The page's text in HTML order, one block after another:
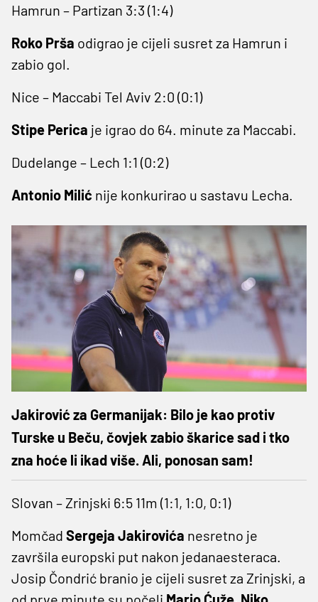
Hamrun – Partizan 3:3 (1:4)
Roko Prša odigrao je cijeli susret za Hamrun i
zabio gol.
Nice – Maccabi Tel Aviv 2:0 (0:1)
Stipe Perica je igrao do 64. minute za Maccabi.
Dudelange – Lech 1:1 (0:2)
Antonio Milić nije konkurirao u sastavu Lecha.
Jakirović za Germanijak: Bilo je kao protiv
Turske u Beču, čovjek zabio škarice sad i tko
zna hoće li ikad više. Ali, ponosan sam!
Slovan – Zrinjski 6:5 11m (1:1, 1:0, 0:1)
Momčad Sergeja Jakirovića nesretno je
završila europski put nakon jedanaesteraca.
Josip Čondrić branio je cijeli susret za Zrinjski, a